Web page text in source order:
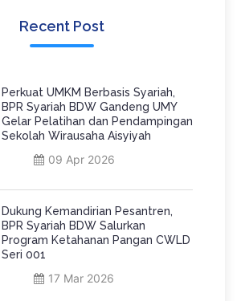
Recent Post
Perkuat UMKM Berbasis Syariah,
BPR Syariah BDW Gandeng UMY
Gelar Pelatihan dan Pendampingan
Sekolah Wirausaha Aisyiyah
09 Apr 2026
Dukung Kemandirian Pesantren,
BPR Syariah BDW Salurkan
Program Ketahanan Pangan CWLD
Seri 001
17 Mar 2026